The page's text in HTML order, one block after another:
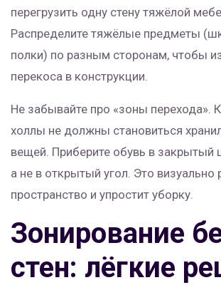
перегрузить одну стену тяжёлой
Распределите тяжёлые предметы
полки) по разным сторонам, чтобы
перекоса в конструкции.
Не забывайте про «зоны перехода».
холлы не должны становиться
вещей. Приберите обувь в закрытый
а не в открытый угол. Это визуально
пространство и упростит уборку.
Зонирование
стен: лёгкие